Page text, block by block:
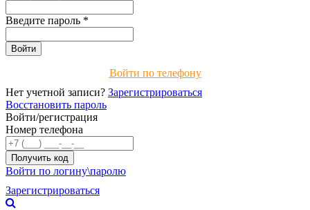
Введите пароль *
Войти по телефону
Нет учетной записи? Зарегистрироваться
Восстановить пароль
Войти/регистрация
Номер телефона
Войти по логину\паролю
Зарегистрироваться